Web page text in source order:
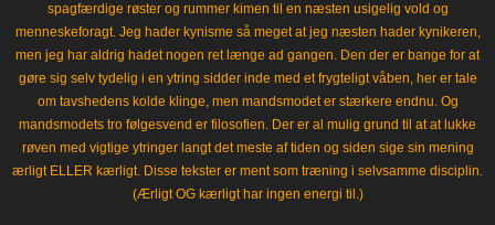
spagfærdige røster og rummer kimen til en næsten usigelig vold og
menneskeforagt. Jeg hader kynisme så meget at jeg næsten hader kynikeren,
men jeg har aldrig hadet nogen ret længe ad gangen. Den der er bange for at
gøre sig selv tydelig i en ytring sidder inde med et frygteligt våben, her er tale
om tavshedens kolde klinge, men mandsmodet er stærkere endnu. Og
mandsmodets tro følgesvend er filosofien. Der er al mulig grund til at at lukke
røven med vigtige ytringer langt det meste af tiden og siden sige sin mening
ærligt ELLER kærligt. Disse tekster er ment som træning i selvsamme disciplin.
(Ærligt OG kærligt har ingen energi til.)